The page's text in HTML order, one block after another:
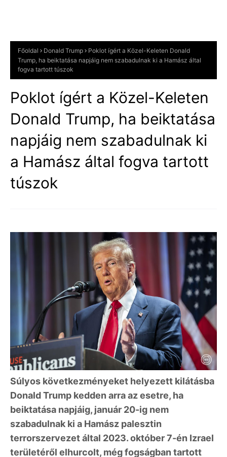
Főoldal Donald Trump
Poklot ígért a Közel-Keleten Donald
Trump, ha beiktatása napjáig nem szabadulnak ki a Hamász által
fogva tartott túszok
Poklot ígért a Közel-Keleten
Donald Trump, ha beiktatása
napjáig nem szabadulnak ki
a Hamász által fogva tartott
túszok
Súlyos következményeket helyezett kilátásba
Donald Trump kedden arra az esetre, ha
beiktatása napjáig, január 20-ig nem
szabadulnak ki a Hamász palesztin
terrorszervezet által 2023. október 7-én Izrael
területéről elhurcolt, még fogságban tartott